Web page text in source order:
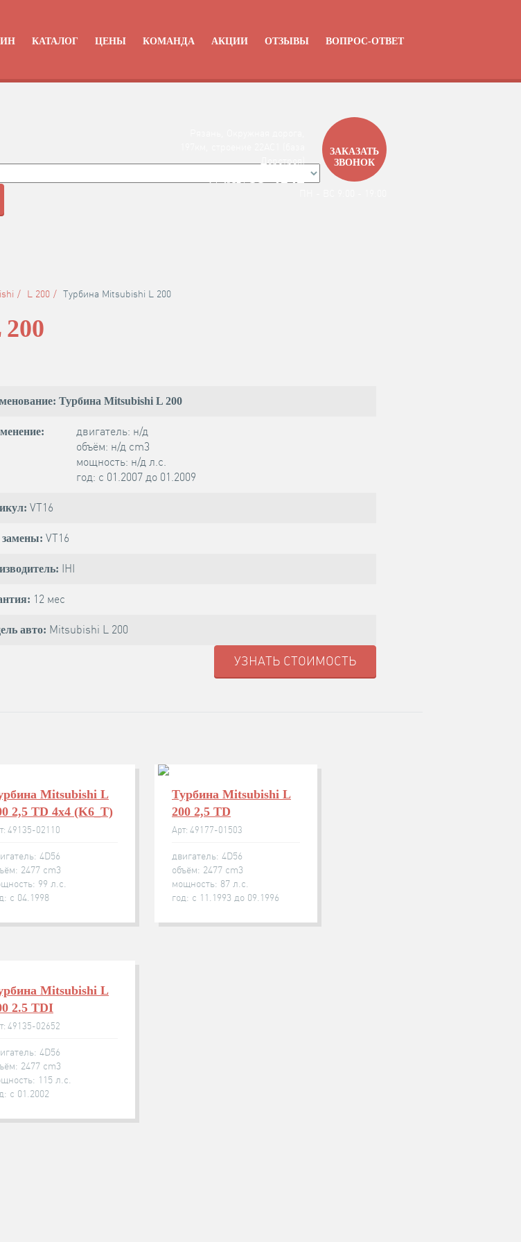
КАТАЛОГ ЦЕНЫ КОМАНДА АКЦИИ ОТЗЫВЫ ВОПРОС-ОТВЕТ
ЗАКАЗАТЬ
ЗВОНОК
Дорстроя)
+7 / 4912 /
L 200 Турбина Mitsubishi L 200
Турбина Mitsubishi L 200
двигатель: н/д
объём: н/д cm3
мощность: н/д л.с.
год: с 01.2007 до 01.2009
VT16
VT16
IHI
12 мес
авто: Mitsubishi L 200
УЗНАТЬ СТОИМОСТЬ
Mitsubishi L
2,5 TD 4x4 (K6_T)
49135-02110
4D56
2477 cm3
99 л.с.
с 04.1998
Турбина Mitsubishi L
200 2,5 TD
Арт: 49177-01503
двигатель: 4D56
объём: 2477 cm3
мощность: 87 л.с.
год: с 11.1993 до 09.1996
Mitsubishi L
2.5 TDI
49135-02652
4D56
2477 cm3
115 л.с.
с 01.2002